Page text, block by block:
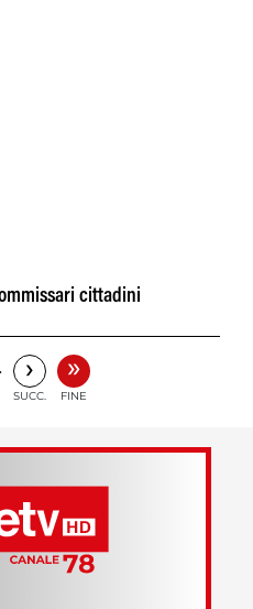
cittadini
›
SUCC.
»
FINE